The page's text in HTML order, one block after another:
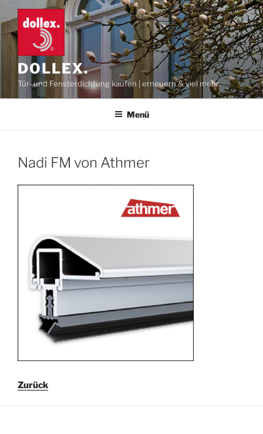
Zum
Inhalt
springen
DOLLEX.
Tür- und Fensterdichtung kaufen | erneuern & viel mehr
Menü
Nadi FM von Athmer
Zurück